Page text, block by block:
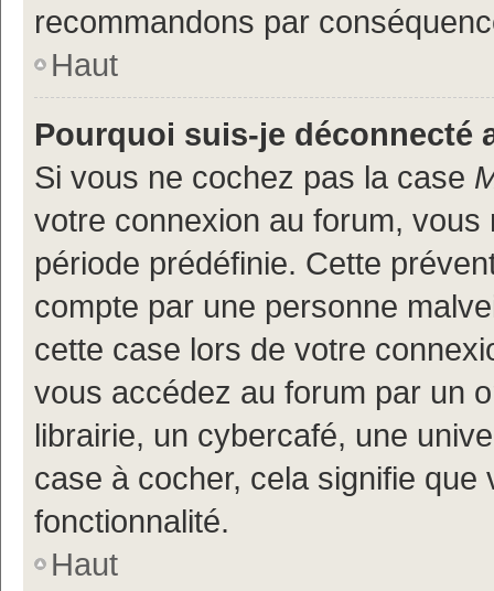
recommandons par
Haut
Pourquoi suis-je déconnecté
Si vous ne cochez pas la case
votre connexion au forum,
période prédéfinie. Cette
compte par une personne
cette case lors de votre
vous accédez au forum par un
librairie, un cybercafé, une
case à cocher, cela signifie
fonctionnalité.
Haut